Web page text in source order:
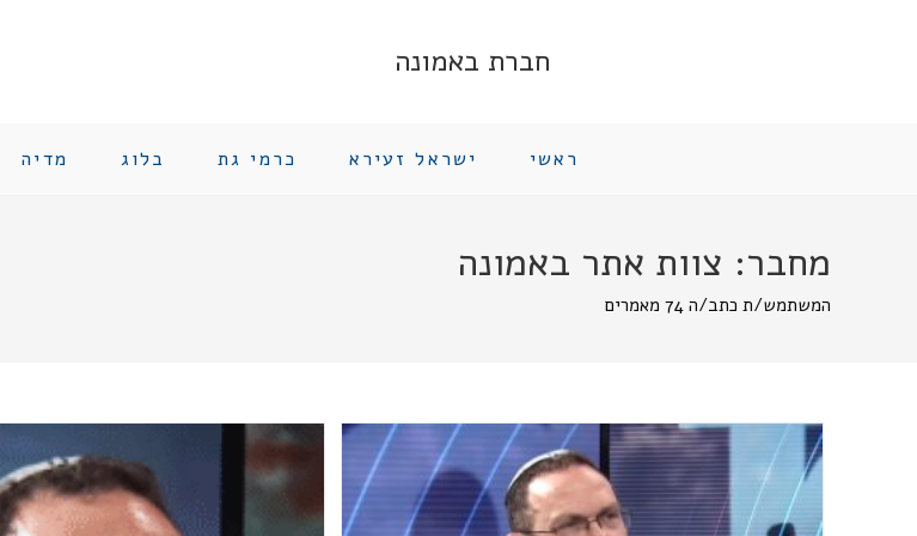
חברת באמונה
ראשי ישראל זעירא כרמי גת בלוג מדיה
מחבר: צוות אתר באמונה
המשתמש/ת כתב/ה 74 מאמרים